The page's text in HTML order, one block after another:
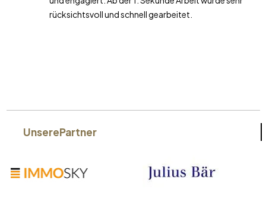
rücksichtsvoll und schnell gearbeitet.
UnserePartner